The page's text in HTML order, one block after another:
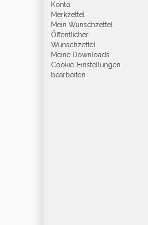
Konto
Merkzettel
Mein Wunschzettel
Öffentlicher
Wunschzettel
Meine Downloads
Cookie-Einstellungen
bearbeiten